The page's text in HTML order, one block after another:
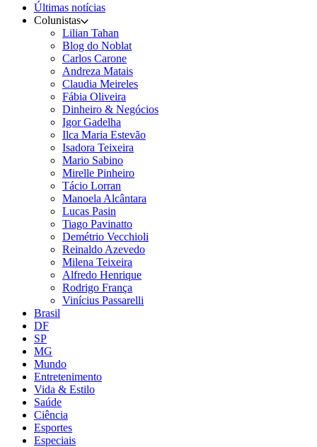
Últimas notícias
Colunistas
Lilian Tahan
Blog do Noblat
Carlos Carone
Andreza Matais
Claudia Meireles
Fábia Oliveira
Dinheiro & Negócios
Igor Gadelha
Ilca Maria Estevão
Isadora Teixeira
Mario Sabino
Mirelle Pinheiro
Tácio Lorran
Manoela Alcântara
Lucas Pasin
Tiago Pavinatto
Demétrio Vecchioli
Reinaldo Azevedo
Milena Teixeira
Alfredo Henrique
Rodrigo França
Vinícius Passarelli
Brasil
DF
SP
MG
Mundo
Entretenimento
Vida & Estilo
Saúde
Ciência
Esportes
Especiais